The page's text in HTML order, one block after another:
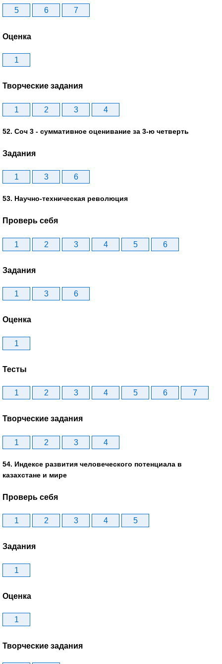
5 6 7
Оценка
1
Творческие задания
1 2 3 4
52. Соч 3 - суммативное оценивание за 3-ю четверть
Задания
1 3 6
53. Научно-техническая революция
Проверь себя
1 2 3 4 5 6
Задания
1 3 6
Оценка
1
Тесты
1 2 3 4 5 6 7
Творческие задания
1 2 3 4
54. Индексе развития человеческого потенциала в
казахстане и мире
Проверь себя
1 2 3 4 5
Задания
1
Оценка
1
Творческие задания